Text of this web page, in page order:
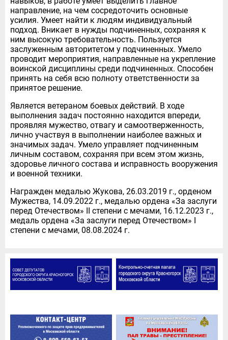
направление, на чем сосредоточить основные
усилия. Умеет найти к людям индивидуальный
подход. Вникает в нужды подчиненных, сохраняя к
ним высокую требовательность. Пользуется
заслуженным авторитетом у подчиненных. Умело
проводит мероприятия, направленные на укрепление
воинской дисциплины среди подчиненных. Способен
принять на себя всю полноту ответственности за
принятое решение.
Является ветераном боевых действий. В ходе
выполнения задач постоянно находится впереди,
проявляя мужество, отвагу и самоотверженность,
лично участвуя в выполнении наиболее важных и
значимых задач. Умело управляет подчиненным
личным составом, сохраняя при всем этом жизнь,
здоровье личного состава и исправность вооружения
и военной техники.
Награжден медалью Жукова, 26.03.2019 г., орденом
Мужества, 14.09.2022 г., медалью ордена «За заслуги
перед Отечеством» II степени с мечами, 16.12.2023 г.,
медаль ордена «За заслуги перед Отечеством» I
степени с мечами, 08.08.2024 г.